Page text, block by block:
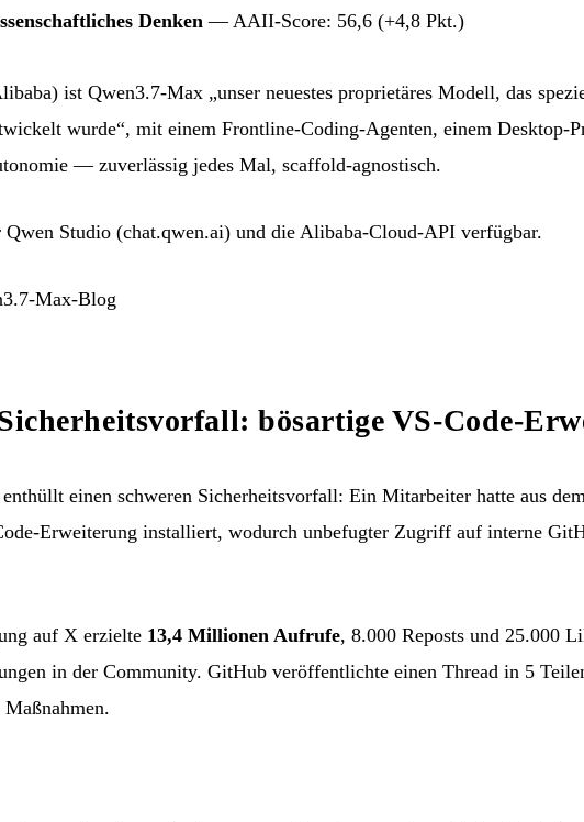
Denken — AAII-Score: 56,6 (+4,8 Pkt.)
ist Qwen3.7-Max „unser neuestes proprietäres Modell, das
wurde“, mit einem Frontline-Coding-Agenten, einem Desktop-
— zuverlässig jedes Mal, scaffold-agnostisch.
Studio (chat.qwen.ai) und die Alibaba-Cloud-API verfügbar.
Max-Blog
bösartige VS-Code-
einen schweren Sicherheitsvorfall: Ein Mitarbeiter hatte aus
Erweiterung installiert, wodurch unbefugter Zugriff auf interne
auf X erzielte 13,4 Millionen Aufrufe, 8.000 Reposts und 25.000
in der Community. GitHub veröffentlichte einen Thread in 5